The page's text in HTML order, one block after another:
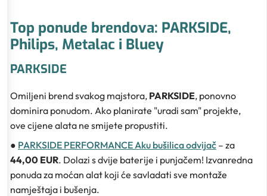
Top ponude brendova: PARKSIDE,
Philips, Metalac i Bluey
PARKSIDE
Omiljeni brend svakog majstora, PARKSIDE, ponovno
dominira ponudom. Ako planirate "uradi sam" projekte,
ove cijene alata ne smijete propustiti.
● PARKSIDE PERFORMANCE Aku bušilica odvijač – za
44,00 EUR. Dolazi s dvije baterije i punjačem! Izvanredna
ponuda za moćan alat koji će savladati sve montaže
namještaja i bušenja.